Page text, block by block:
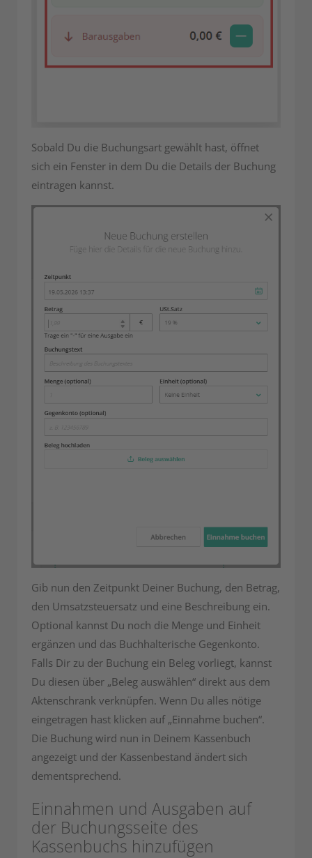
Sobald Du die Buchungsart gewählt hast, öffnet
sich ein Fenster in dem Du die Details der Buchung
eintragen kannst.
Gib nun den Zeitpunkt Deiner Buchung, den Betrag,
den Umsatzsteuersatz und eine Beschreibung ein.
Optional kannst Du noch die Menge und Einheit
ergänzen und das Buchhalterische Gegenkonto.
Falls Dir zu der Buchung ein Beleg vorliegt, kannst
Du diesen über „Beleg auswählen“ direkt aus dem
Aktenschrank verknüpfen. Wenn Du alles nötige
eingetragen hast klicken auf „Einnahme buchen“.
Die Buchung wird nun in Deinem Kassenbuch
angezeigt und der Kassenbestand ändert sich
dementsprechend.
Einnahmen und Ausgaben auf
der Buchungsseite des
Kassenbuchs hinzufügen